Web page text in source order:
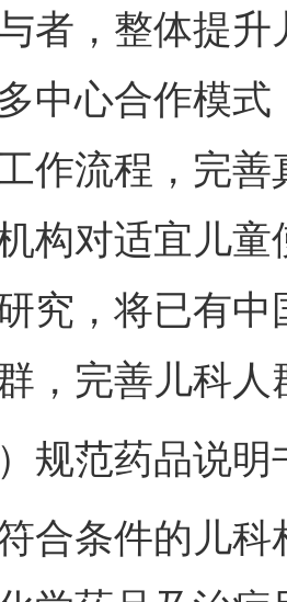
者，整体提
中心合作模
作流程，完
构对适宜儿
究，将已有
，完善儿科
范药品说明
条件的儿科